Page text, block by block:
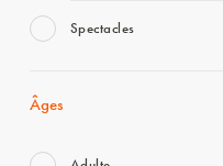
Spectacles
Âges